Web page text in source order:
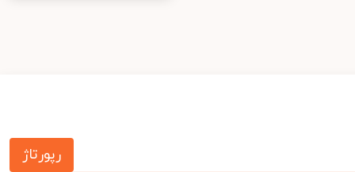
رپورتاژ